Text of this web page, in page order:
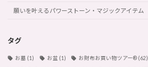
願いを叶えるパワーストーン・マジックアイテム
タグ
お墓 (1) お盆 (1) お財布お買い物ツアー®︎ (62)